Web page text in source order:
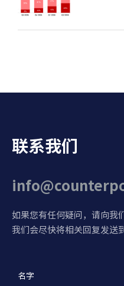
联系我们
如果您有任何疑问，请向我
我们会尽快将相关回复发送